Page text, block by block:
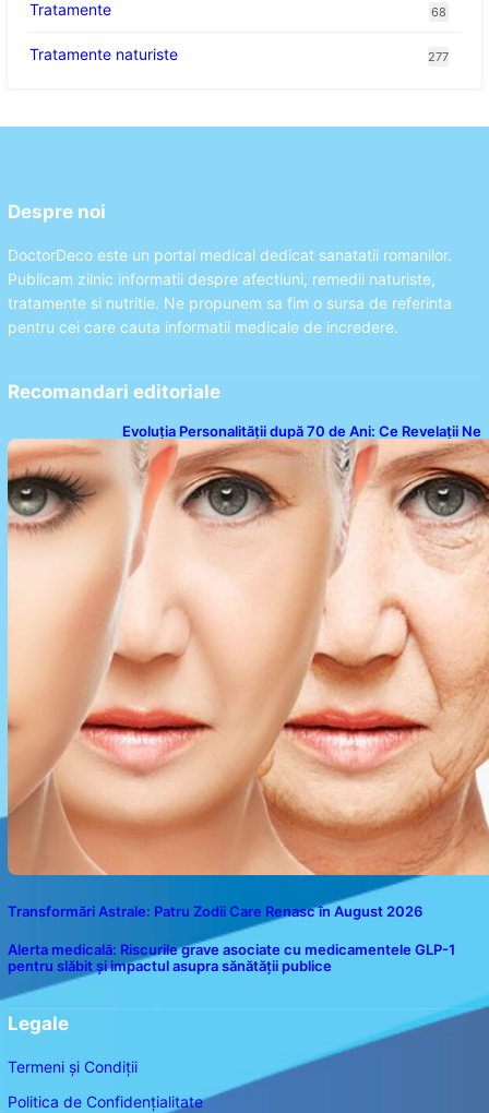
Tratamente 68
Tratamente naturiste 277
Despre noi
DoctorDeco este un portal medical dedicat sanatatii romanilor.
Publicam zilnic informatii despre afectiuni, remedii naturiste,
tratamente si nutritie. Ne propunem sa fim o sursa de referinta
pentru cei care cauta informatii medicale de incredere.
Recomandari editoriale
Evoluția Personalității după 70 de Ani: Ce Revelații Ne
Oferă Studiile Psihologice
Transformări Astrale: Patru Zodii Care Renasc în August 2026
Alerta medicală: Riscurile grave asociate cu medicamentele GLP-1
pentru slăbit și impactul asupra sănătății publice
Legale
Termeni și Condiții
Politica de Confidențialitate